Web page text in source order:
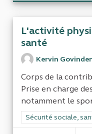
L'activité
santé
Kervin
Corps de la
Prise en charge
notamment le
Filtrer les résultats
Sécurité sociale,